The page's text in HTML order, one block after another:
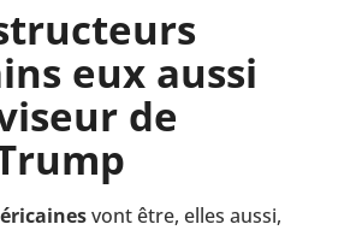
eux aussi
de
vont être, elles aussi,